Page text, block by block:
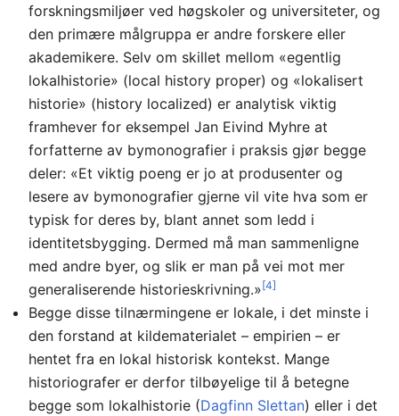
forskningsmiljøer ved høgskoler og universiteter, og
den primære målgruppa er andre forskere eller
akademikere. Selv om skillet mellom «egentlig
lokalhistorie» (local history proper) og «lokalisert
historie» (history localized) er analytisk viktig
framhever for eksempel Jan Eivind Myhre at
forfatterne av bymonografier i praksis gjør begge
deler: «Et viktig poeng er jo at produsenter og
lesere av bymonografier gjerne vil vite hva som er
typisk for deres by, blant annet som ledd i
identitetsbygging. Dermed må man sammenligne
med andre byer, og slik er man på vei mot mer
generaliserende historieskrivning.»[4]
Begge disse tilnærmingene er lokale, i det minste i
den forstand at kildematerialet – empirien – er
hentet fra en lokal historisk kontekst. Mange
historiografer er derfor tilbøyelige til å betegne
begge som lokalhistorie (Dagfinn Slettan) eller i det